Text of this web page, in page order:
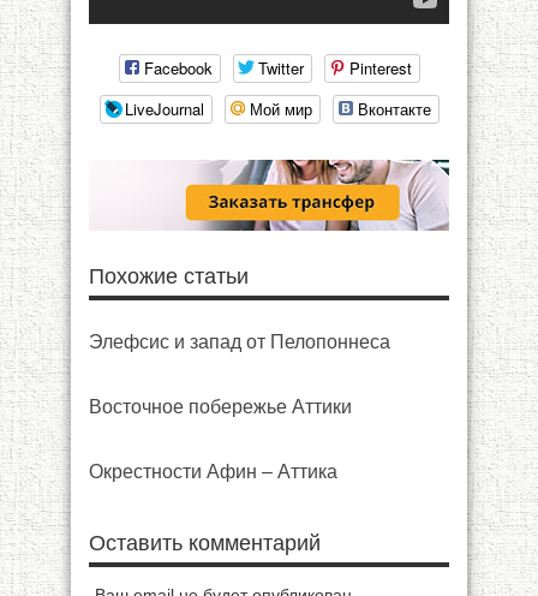
Facebook Twitter
Pinterest
LiveJournal
Мой мир Вконтакте
Похожие статьи
Элефсис и запад от Пелопоннеса
Восточное побережье Аттики
Окрестности Афин – Аттика
Оставить комментарий